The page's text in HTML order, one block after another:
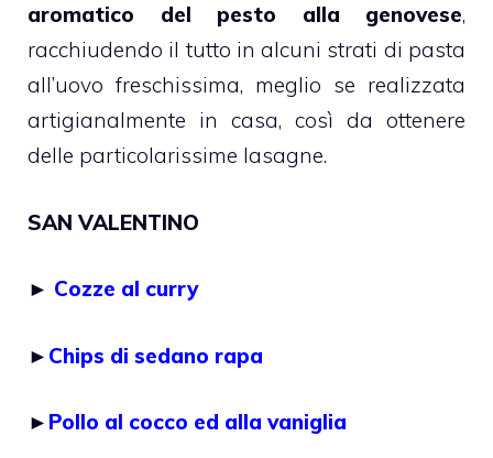
aromatico del pesto alla genovese,
racchiudendo il tutto in alcuni strati di pasta
all’uovo freschissima, meglio se realizzata
artigianalmente in casa, così da ottenere
delle particolarissime lasagne.
SAN VALENTINO
► Cozze al curry
► Chips di sedano rapa
► Pollo al cocco ed alla vaniglia